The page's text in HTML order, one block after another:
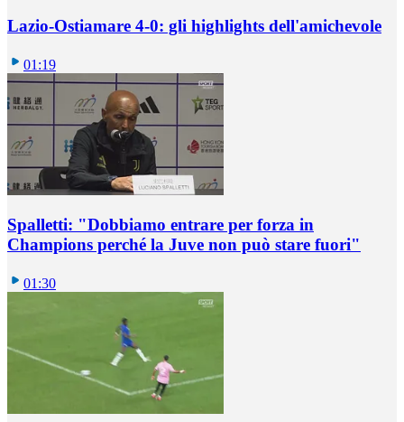
Lazio-Ostiamare 4-0: gli highlights dell'amichevole
01:19
Spalletti: "Dobbiamo entrare per forza in
Champions perché la Juve non può stare fuori"
01:30